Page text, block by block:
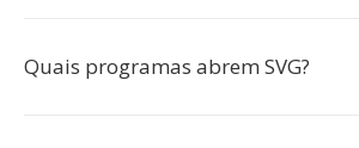
Quais programas abrem SVG?